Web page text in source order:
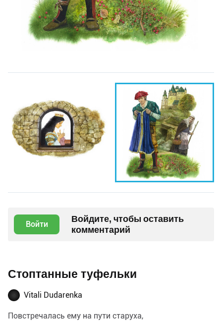
Войти
Войдите, чтобы оставить
комментарий
Стоптанные туфельки
Vitali Dudarenka
Повстречалась ему на пути старуха,